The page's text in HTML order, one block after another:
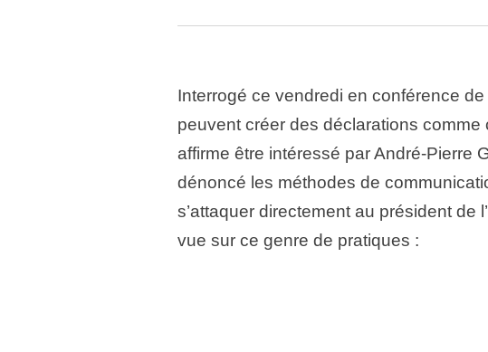
Interrogé ce vendredi en conférence
peuvent créer des déclarations
affirme être intéressé par André-Pierre
dénoncé les méthodes de
s’attaquer directement au président de
vue sur ce genre de pratiques :